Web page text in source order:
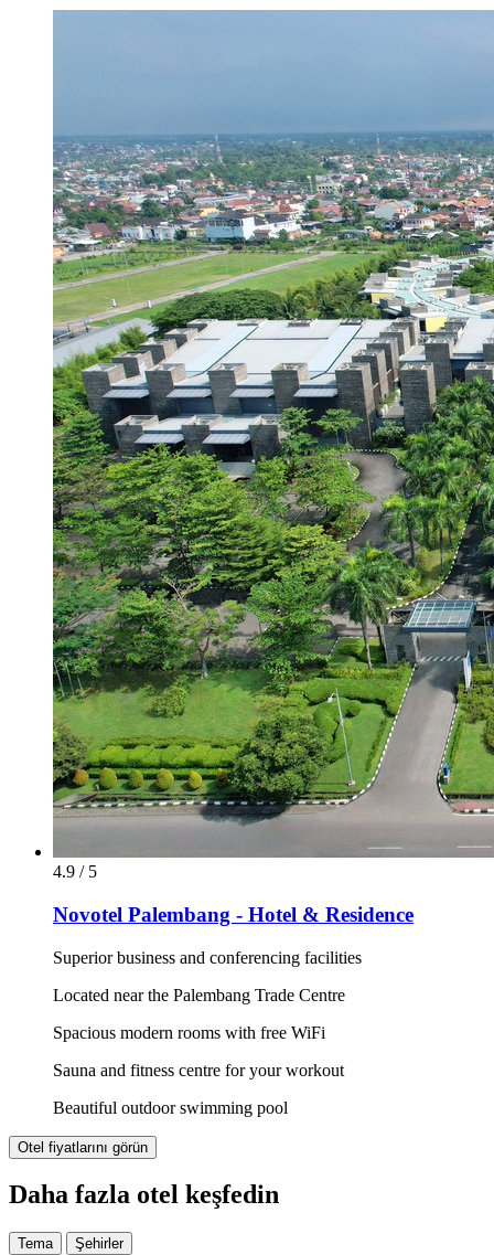
4.9 / 5
Novotel Palembang - Hotel & Residence
Superior business and conferencing facilities
Located near the Palembang Trade Centre
Spacious modern rooms with free WiFi
Sauna and fitness centre for your workout
Beautiful outdoor swimming pool
Otel fiyatlarını görün
Daha fazla otel keşfedin
Tema Şehirler